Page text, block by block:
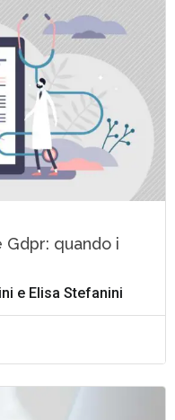
quando i
e Elisa Stefanini